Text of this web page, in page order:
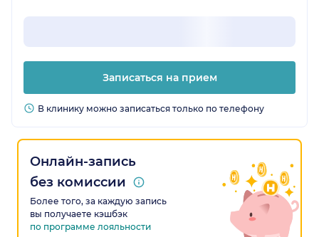
Записаться на прием
В клинику можно записаться только по телефону
Онлайн-запись
без комиссии
Более того, за каждую запись
вы получаете кэшбэк
по программе лояльности